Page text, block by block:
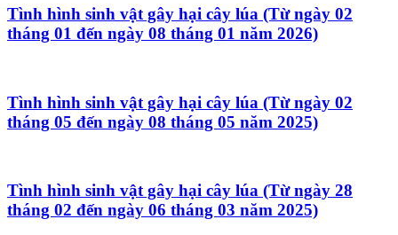
Tình hình sinh vật gây hại cây lúa (Từ ngày 02
tháng 01 đến ngày 08 tháng 01 năm 2026)
Tình hình sinh vật gây hại cây lúa (Từ ngày 02
tháng 05 đến ngày 08 tháng 05 năm 2025)
Tình hình sinh vật gây hại cây lúa (Từ ngày 28
tháng 02 đến ngày 06 tháng 03 năm 2025)